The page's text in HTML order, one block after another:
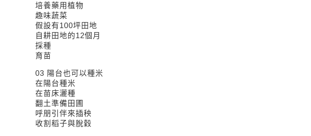
培養藥用植物
趣味蔬菜
假設有100坪田地
自耕田地的12個月
採種
育苗
03 陽台也可以種米
在陽台種米
在苗床灑種
翻土準備田圃
呼朋引伴來插秧
收割稻子與脫穀